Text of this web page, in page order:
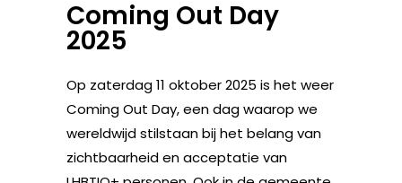
Coming Out Day
2025
Op zaterdag 11 oktober 2025 is het weer
Coming Out Day, een dag waarop we
wereldwijd stilstaan bij het belang van
zichtbaarheid en acceptatie van